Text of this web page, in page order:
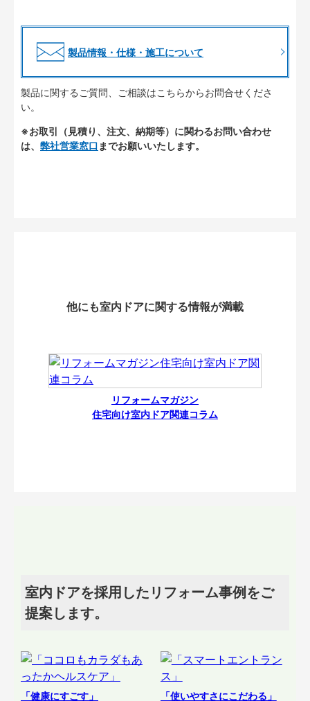
製品情報・仕様・施工について
製品に関するご質問、ご相談はこちらからお問合せくださ
い。
※お取引（見積り、注文、納期等）に関わるお問い合わせ
は、 弊社営業窓口 までお願いいたします。
他にも室内ドアに関する情報が満載
リフォームマガジン
住宅向け室内ドア関連コラム
室内ドアを採用したリフォーム事例をご
提案します。
「健康にすごす」 「使いやすさにこだわる」